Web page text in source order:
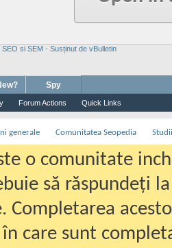
Forum Actions Quick Links
Spy
generale Comunitatea Seopedia
o comunitate
să răspundeți
Completarea
care sunt